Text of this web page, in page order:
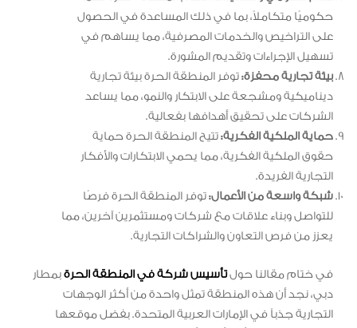
حكوميًا متكاملاً، بما في ذلك المساعدة في الحصول
على التراخيص والخدمات المصرفية، مما يساهم في
تسهيل الإجراءات وتقديم المشورة.
بيئة تجارية محفزة:توفر المنطقة الحرة بيئة تجارية
ديناميكية ومشجعة على الابتكار والنمو، مما يساعد
الشركات على تحقيق أهدافها بفعالية.
حماية الملكية الفكرية:تتيح المنطقة الحرة حماية
حقوق الملكية الفكرية، مما يحمي الابتكارات والأفكار
التجارية الفريدة.
شبكة واسعة من الأعمال:توفر المنطقة الحرة فرصًا
للتواصل وبناء علاقات مع شركات ومستثمرين آخرين، مما
يعزز من فرص التعاون والشراكات التجارية.
في ختام مقالنا حولتأسيس شركة في المنطقة الحرةبمطار
دبي، نجد أن هذه المنطقة تمثل واحدة من أكثر الوجهات
التجارية جذباً في الإمارات العربية المتحدة. بفضل موقعها